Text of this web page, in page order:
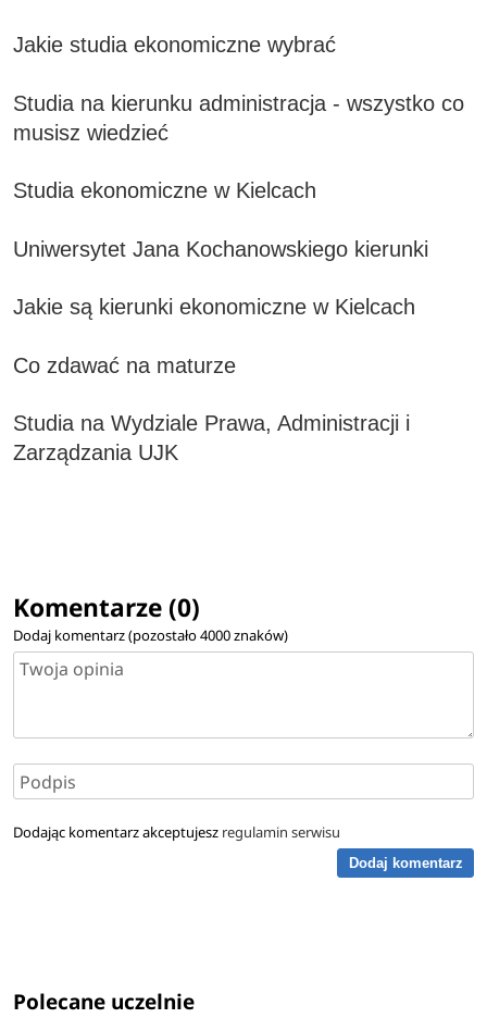
Jakie studia ekonomiczne wybrać
Studia na kierunku administracja - wszystko co
musisz wiedzieć
Studia ekonomiczne w Kielcach
Uniwersytet Jana Kochanowskiego kierunki
Jakie są kierunki ekonomiczne w Kielcach
Co zdawać na maturze
Studia na Wydziale Prawa, Administracji i
Zarządzania UJK
Komentarze (0)
Dodaj komentarz (pozostało4000znaków)
Dodając komentarz akceptujesz regulamin serwisu
Dodaj komentarz
Polecane uczelnie